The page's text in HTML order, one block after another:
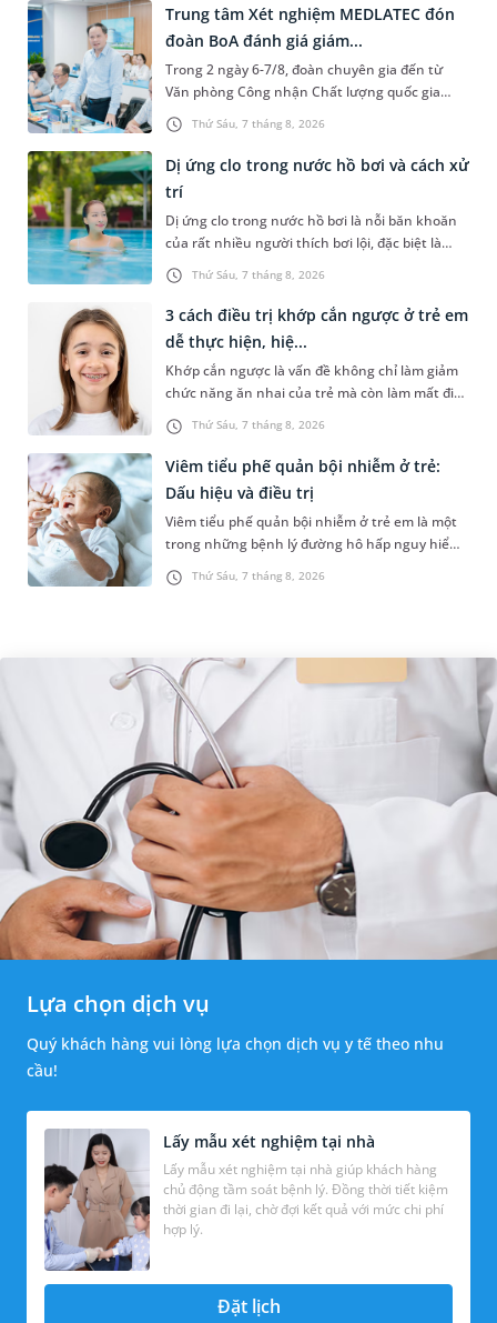
Thứ Sáu, 7 tháng 8, 2026
Trung tâm Xét nghiệm MEDLATEC đón
đoàn BoA đánh giá giám...
Trong 2 ngày 6-7/8, đoàn chuyên gia đến từ
Văn phòng Công nhận Chất lượng quốc gia
(BoA) đã ghi nhận và đánh giá cao nỗ lực duy trì
hệ thống quản lý chất lượ...
Thứ Sáu, 7 tháng 8, 2026
Dị ứng clo trong nước hồ bơi và cách xử
trí
Dị ứng clo trong nước hồ bơi là nỗi băn khoăn
của rất nhiều người thích bơi lội, đặc biệt là
những trường hợp thường xuyên bơi ở những
hồ bơi nhân tạo. Bài v...
Thứ Sáu, 7 tháng 8, 2026
3 cách điều trị khớp cắn ngược ở trẻ em
dễ thực hiện, hiệ...
Khớp cắn ngược là vấn đề không chỉ làm giảm
chức năng ăn nhai của trẻ mà còn làm mất đi
sự cân đối của khuôn mặt. Do đó, cần khắc
phục sớm tình trạng này để...
Thứ Sáu, 7 tháng 8, 2026
Viêm tiểu phế quản bội nhiễm ở trẻ:
Dấu hiệu và điều trị
Viêm tiểu phế quản bội nhiễm ở trẻ em là một
trong những bệnh lý đường hô hấp nguy hiểm,
thường bùng phát vào thời điểm giao mùa. Khi
những tổn thương ban đầ...
Lựa chọn dịch vụ
Quý khách hàng vui lòng lựa chọn dịch vụ y tế theo nhu
cầu!
Lấy mẫu xét nghiệm tại nhà
Lấy mẫu xét nghiệm tại nhà giúp khách hàng
chủ động tầm soát bệnh lý. Đồng thời tiết kiệm
thời gian đi lại, chờ đợi kết quả với mức chi phí
hợp lý.
Đặt lịch